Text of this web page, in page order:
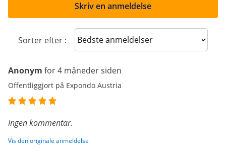
Skriv en anmeldelse
Sorter efter : Sort reviews
Anonym for 4 måneder siden
Offentliggjort på Expondo Austria
Ingen kommentar.
Vis den originale anmeldelse